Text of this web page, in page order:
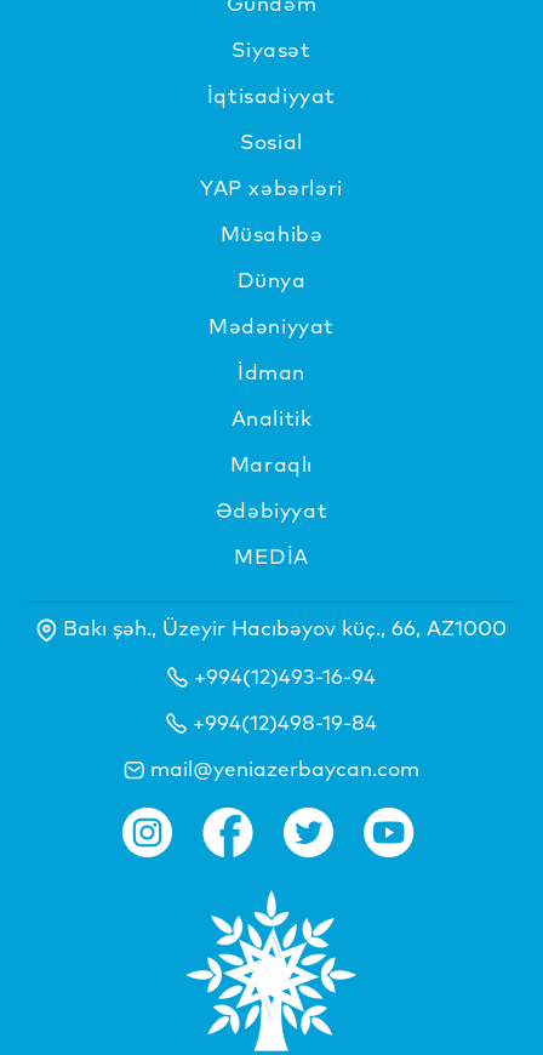
Siyasət
İqtisadiyyat
Sosial
YAP xəbərləri
Müsahibə
Dünya
Mədəniyyat
İdman
Analitik
Maraqlı
Ədəbiyyat
MEDİA
Bakı şəh., Üzeyir Hacıbəyov küç., 66, AZ1000
+994(12)493-16-94
+994(12)498-19-84
mail@yeniazerbaycan.com